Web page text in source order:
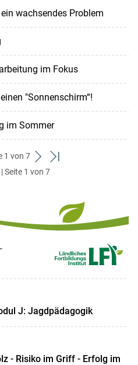
wachsendes Problem
im Fokus
"Sonnenschirm“!
im Sommer
1 von 7
weiter
zum
zum
Seite 1 von 7
J: Jagdpädagogik
- Risiko im Griff - Erfolg im